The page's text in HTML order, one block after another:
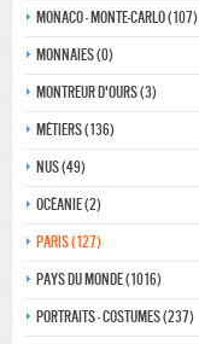
Monaco - monte-carlo (107)
Monnaies (0)
Montreur d'ours (3)
Métiers (136)
Nus (49)
Océanie (2)
Paris (127)
Pays du monde (1016)
Portraits - costumes (237)